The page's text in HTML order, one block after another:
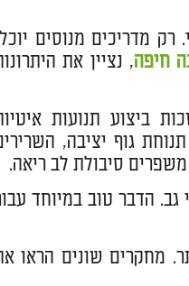
מדריכים מנוסים
חיפה, נציין את
ביצוע תנועות
גוף יציבה,
סיבולת לב ריאה.
הדבר טוב במיוחד
מחקרים שונים הראו